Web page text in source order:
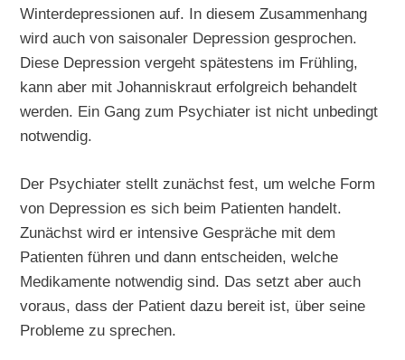
Winterdepressionen auf. In diesem Zusammenhang
wird auch von saisonaler Depression gesprochen.
Diese Depression vergeht spätestens im Frühling,
kann aber mit Johanniskraut erfolgreich behandelt
werden. Ein Gang zum Psychiater ist nicht unbedingt
notwendig.
Der Psychiater stellt zunächst fest, um welche Form
von Depression es sich beim Patienten handelt.
Zunächst wird er intensive Gespräche mit dem
Patienten führen und dann entscheiden, welche
Medikamente notwendig sind. Das setzt aber auch
voraus, dass der Patient dazu bereit ist, über seine
Probleme zu sprechen.